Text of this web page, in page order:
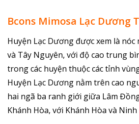
Bcons Mimosa Lạc Dương
Huyện Lạc Dương được xem là
và Tây Nguyên, với độ cao trung
trong các huyện thuộc các tỉnh
Huyện Lạc Dương nằm trên cao
hai ngã ba ranh giới giữa Lâm
Khánh Hòa, với Khánh Hòa và